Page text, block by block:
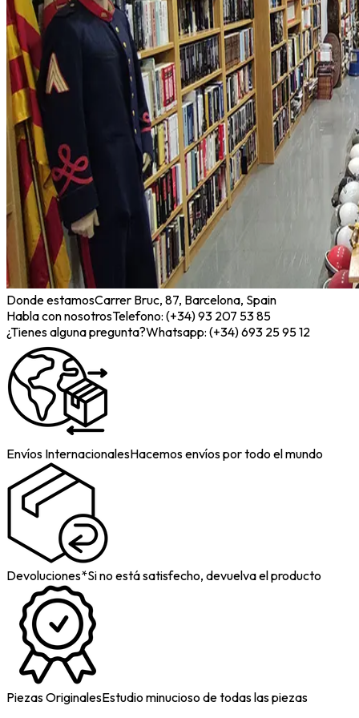
Donde estamosCarrer Bruc, 87, Barcelona, Spain
Habla con nosotrosTelefono: (+34) 93 207 53 85
¿Tienes alguna pregunta?Whatsapp: (+34) 693 25 95 12
Envíos InternacionalesHacemos envíos por todo el mundo
Devoluciones*Si no está satisfecho, devuelva el producto
Piezas OriginalesEstudio minucioso de todas las piezas